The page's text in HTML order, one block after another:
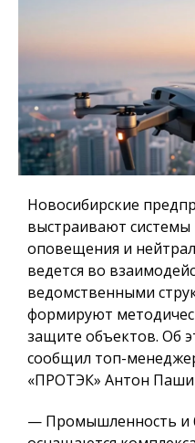
Новосибирские
выстраивают системы
оповещения и
ведется во
ведомственными
формируют
защите объектов. Об
сообщил топ-
«ПРОТЭК» Антон
— Промышленность и